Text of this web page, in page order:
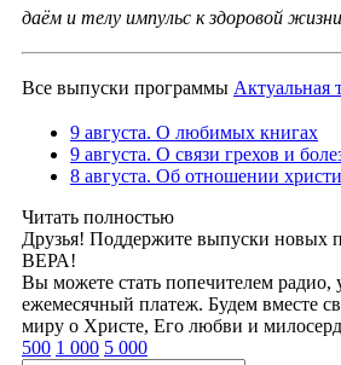
даём и телу импульс к здоровой
Все выпуски программы Актуальная
9 августа. О любимых книгах
9 августа. О связи грехов и
8 августа. Об отношении
Читать полностью
Друзья! Поддержите выпуски новых
ВЕРА!
Вы можете стать попечителем радио,
ежемесячный платеж. Будем вместе
миру о Христе, Его любви и
500 1 000 5 000